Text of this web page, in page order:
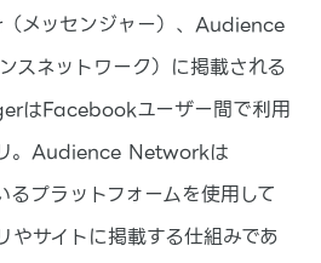
メッセンジャー）、Audience
スネットワーク）に掲載される
はFacebookユーザー間で利用
。Audience Networkは
プラットフォームを使用して
サイトに掲載する仕組みであ